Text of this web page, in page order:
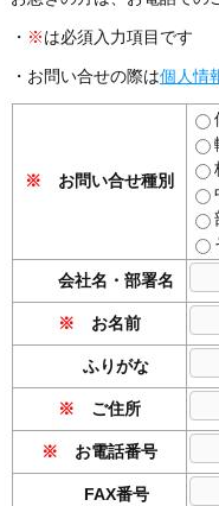
・ ※は必須入力項目です
・お問い合せの際は個人情
※ お問い合せ種別
会社名・部署名
※ お名前
ふりがな
※ ご住所
※ お電話番号
FAX番号